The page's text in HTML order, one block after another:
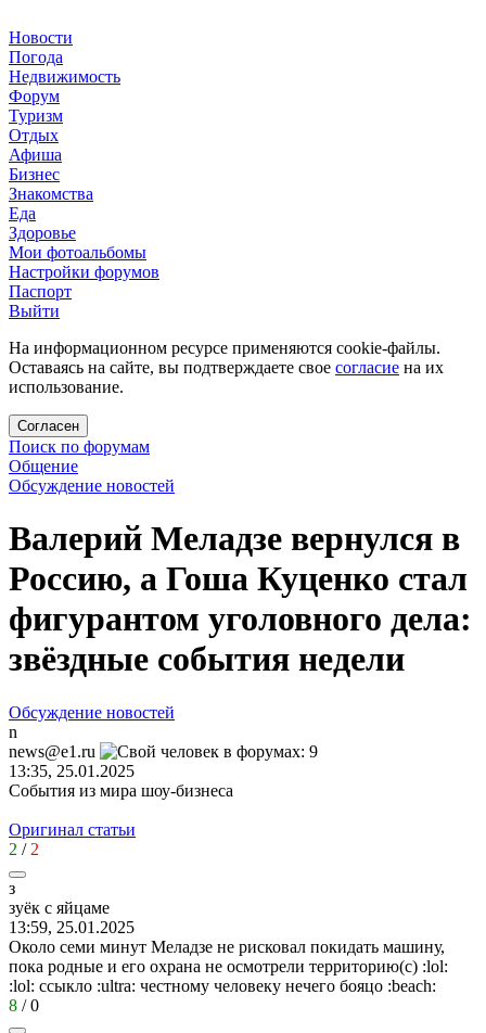
Новости
Погода
Недвижимость
Форум
Туризм
Отдых
Афиша
Бизнес
Знакомства
Еда
Здоровье
Мои фотоальбомы
Настройки форумов
Паспорт
Выйти
На информационном ресурсе применяются cookie-файлы.
Оставаясь на сайте, вы подтверждаете свое согласие на их
использование.
Согласен
Поиск по форумам
Общение
Обсуждение новостей
Валерий Меладзе вернулся в
Россию, а Гоша Куценко стал
фигурантом уголовного дела:
звёздные события недели
Обсуждение новостей
n
news@e1.ru
13:35, 25.01.2025
События из мира шоу-бизнеса
Оригинал статьи
2 / 2
з
зуёк с яйцаме
13:59, 25.01.2025
Около семи минут Меладзе не рисковал покидать машину,
пока родные и его охрана не осмотрели территорию(с) :lol:
:lol: ссыкло :ultra: честному человеку нечего бояцо :beach:
8 /0